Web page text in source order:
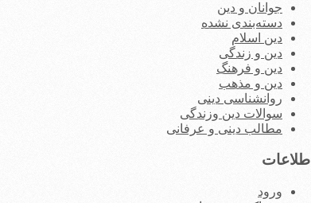
جوانان و دین
دسته‌بندی نشده
دین اسلام
دین و زندگی
دین و فرهنگ
دین و مذهب
روانشناسی دینی
سوالات دین وزندگی
مطالب دینی و عرفانی
اطلاعات
ورود